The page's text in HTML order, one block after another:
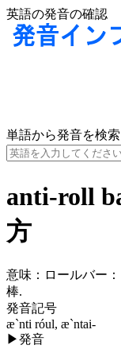
英語の発音の確認
単語から発音を検索
anti-roll
方
意味： ロールバー
棒.
発音記号
æ`nti róul, æ`ntai-
▶発音